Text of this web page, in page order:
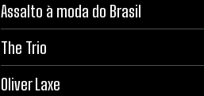
Assalto à moda do Brasil
The Trio
Oliver Laxe